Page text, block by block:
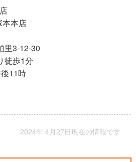
本店
柏里3-12-30
徒歩1分
11時
2024年 4月27日現在の情報です